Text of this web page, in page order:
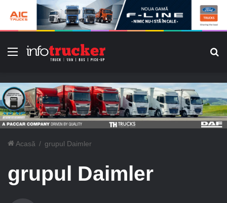
Meniu
Acasă / grupul Daimler
grupul Daimler